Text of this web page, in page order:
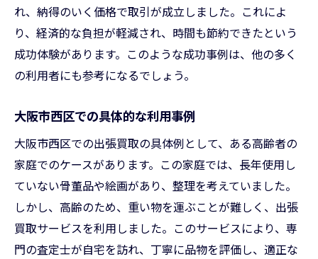
れ、納得のいく価格で取引が成立しました。これによ
り、経済的な負担が軽減され、時間も節約できたという
成功体験があります。このような成功事例は、他の多く
の利用者にも参考になるでしょう。
大阪市西区での具体的な利用事例
大阪市西区での出張買取の具体例として、ある高齢者の
家庭でのケースがあります。この家庭では、長年使用し
ていない骨董品や絵画があり、整理を考えていました。
しかし、高齢のため、重い物を運ぶことが難しく、出張
買取サービスを利用しました。このサービスにより、専
門の査定士が自宅を訪れ、丁寧に品物を評価し、適正な